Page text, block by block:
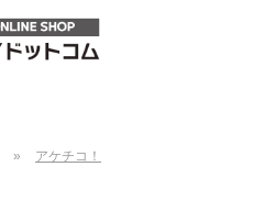
» アケチコ！